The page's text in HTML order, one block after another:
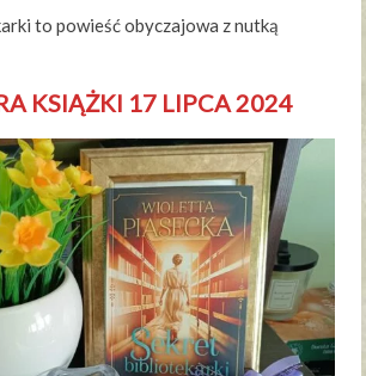
to powieść obyczajowa z nutką
KSIĄŻKI 17 LIPCA 2024